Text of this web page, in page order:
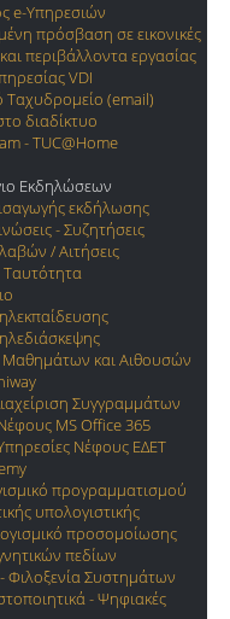
e-Yπηρεσιών
πρόσβαση σε εικονικές
περιβάλλοντα εργασίας
VDI
Ταχυδρομείο (email)
διαδίκτυο
- TUC@Home
Εκδηλώσεων
εκδήλωσης
- Συζητήσεις
/ Αιτήσεις
και Αιθουσών
Συγγραμμάτων
MS Office 365
Νέφους ΕΔΕΤ
προγραμματισμού
υπολογιστικής
προσομοίωσης
πεδίων
Φιλοξενία Συστημάτων
- Ψηφιακές